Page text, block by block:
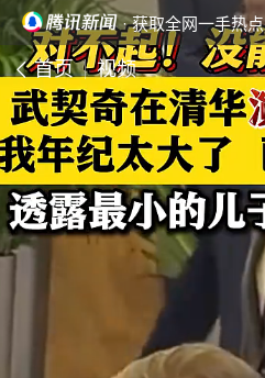
· 获取全网一手热点
首页 视频